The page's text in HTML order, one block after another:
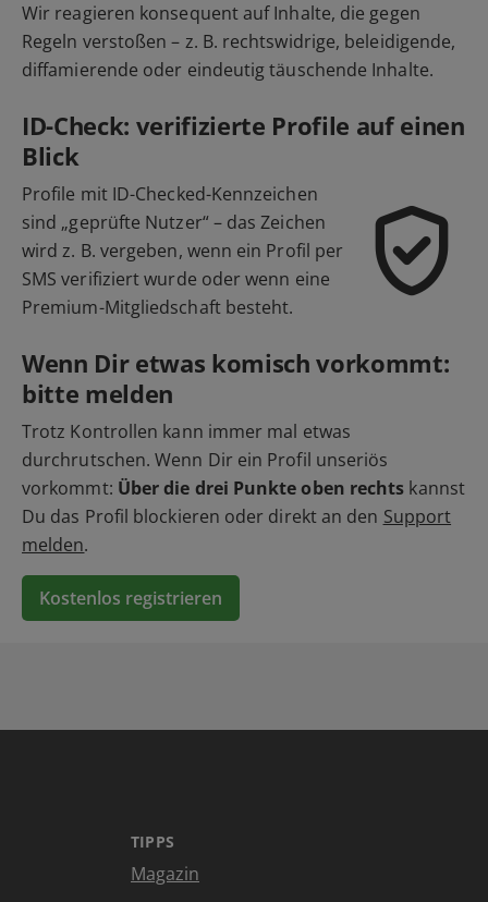
Wir reagieren konsequent auf Inhalte, die gegen
Regeln verstoßen – z. B. rechtswidrige, beleidigende,
diffamierende oder eindeutig täuschende Inhalte.
ID-Check: verifizierte Profile auf einen
Blick
Profile mit ID-Checked-Kennzeichen
sind „geprüfte Nutzer“ – das Zeichen
wird z. B. vergeben, wenn ein Profil per
SMS verifiziert wurde oder wenn eine
Premium-Mitgliedschaft besteht.
Wenn Dir etwas komisch vorkommt:
bitte melden
Trotz Kontrollen kann immer mal etwas
durchrutschen. Wenn Dir ein Profil unseriös
vorkommt: Über die drei Punkte oben rechts kannst
Du das Profil blockieren oder direkt an den Support
melden.
Kostenlos registrieren
TIPPS
Magazin